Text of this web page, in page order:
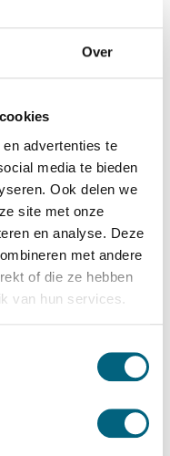
Over
advertenties te
media te bieden
Ook delen we
site met onze
en analyse. Deze
met andere
of die ze hebben
van hun services.
brand en
grade IV / CEN IV